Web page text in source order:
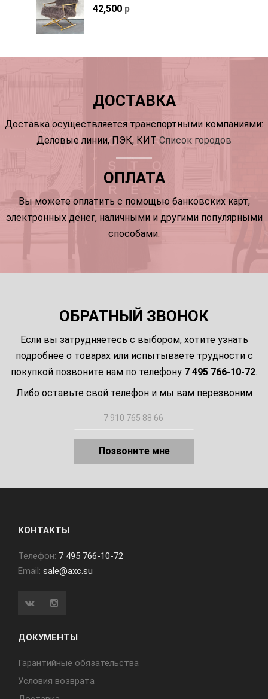
42,500 р
ДОСТАВКА
Доставка осуществляется транспортными компаниями:
Деловые линии, ПЭК, КИТ Список городов
ОПЛАТА
Вы можете оплатить с помощью банковских карт,
электронных денег, наличными и другими популярными
способами.
ОБРАТНЫЙ ЗВОНОК
Если вы затрудняетесь с выбором, хотите узнать
подробнее о товарах или испытываете трудности с
покупкой позвоните нам по телефону 7 495 766-10-72.
Либо оставьте свой телефон и мы вам перезвоним
Позвоните мне
КОНТАКТЫ
Телефон: 7 495 766-10-72
Email: sale@axc.su
ДОКУМЕНТЫ
Гарантийные обязательства
Условия возврата